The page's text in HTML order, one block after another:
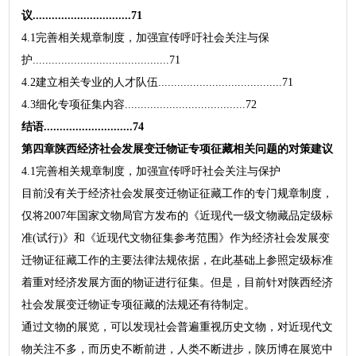
议...............................71
4.1完善相关规章制度，加强宣传呼吁社会关注与保
护...........................................71
4.2建立相关专业的人才队伍.......................................71
4.3细化专项征集内容......................................72
结语............................74
第四章陕西经济社会发展变迁物证专项征藏相关问题的对策建议
4.1完善相关规章制度，加强宣传呼吁社会关注与保护
目前没有关于经济社会发展变迁物证征藏工作的专门规章制度，
仅将2007年国家文物局官方发布的《近现代一级文物藏品定级标
准(试行)》和《近现代文物征集参考范围》作为经济社会发展变
迁物证征藏工作的主要法律法规依据，在此基础上参照定级标准
着重对经济发展方面的物证进行征集。但是，目前针对陕西经济
社会发展变迁物证专项征藏的法规还有待制定。
通过文物的展览，可以发现社会普遍重视历史文物，对近现代文
物关注不多，而历史不断前进，人类不断进步，陕历博在展览中